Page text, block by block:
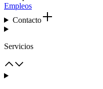
Empleos
Contacto
Servicios